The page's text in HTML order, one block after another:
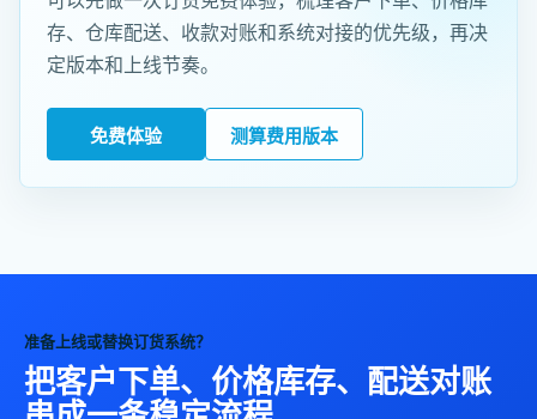
存、仓库配送、收款对账和系统对接的优先级，再决
定版本和上线节奏。
免费体验 测算费用版本
准备上线或替换订货系统？
把客户下单、价格库存、配送对账